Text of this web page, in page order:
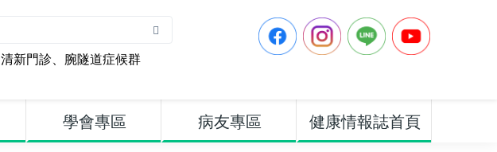
清新門診、 腕隧道症候群
學會專區 病友專區 健康情報誌首頁